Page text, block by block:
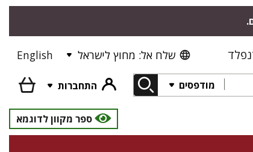
שלח אל: מחוץ לישראל English
מודפסים
התחברות
ספר מקוון לדוגמא